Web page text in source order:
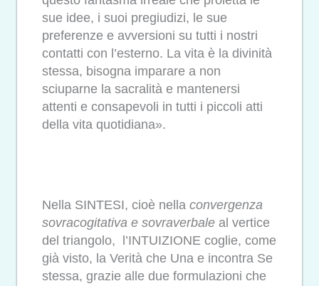
sue idee, i suoi pregiudizi, le sue
preferenze e avversioni su tutti i nostri
contatti con l’esterno. La vita è la divinità
stessa, bisogna imparare a non
sciuparne la sacralità e mantenersi
attenti e consapevoli in tutti i piccoli atti
della vita quotidiana».
Nella SINTESI, cioè nella convergenza
sovracogitativa e sovraverbale al vertice
del triangolo, l’INTUIZIONE coglie, come
già visto, la Verità che Una e incontra Se
stessa, grazie alle due formulazioni che